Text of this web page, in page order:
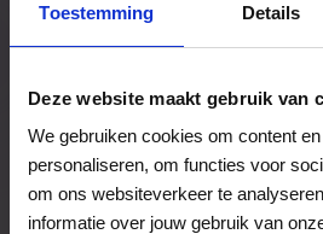
Toestemming Details
Deze website maakt gebruik van
We gebruiken cookies om content
personaliseren, om functies voor
om ons websiteverkeer te
informatie over jouw gebruik van
Een bestelling volgen
Nog veel meer...
Maak account aan